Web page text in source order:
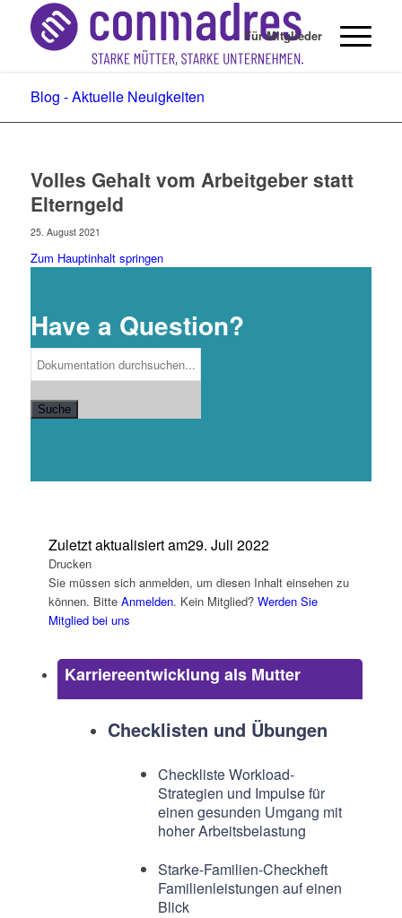
Für Mitglieder
Blog - Aktuelle Neuigkeiten
Volles Gehalt vom Arbeitgeber statt
Elterngeld
25. August 2021
Zum Hauptinhalt springen
Have a Question?
Suche
Karriereentwicklung als Mutter
Checklisten und Übungen
Checkliste Workload-
Strategien und Impulse für
einen gesunden Umgang mit
hoher Arbeitsbelastung
Starke-Familien-Checkheft
Familienleistungen auf einen
Blick
Zuletzt aktualisiert am29. Juli 2022
Drucken
Sie müssen sich anmelden, um diesen Inhalt einsehen zu
können. Bitte Anmelden. Kein Mitglied? Werden Sie
Mitglied bei uns